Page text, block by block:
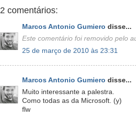
2 comentários:
Marcos Antonio Gumiero disse...
Este comentário foi removido pelo
25 de março de 2010 às 23:31
Marcos Antonio Gumiero disse...
Muito interessante a palestra.
Como todas as da Microsoft. (y)
flw